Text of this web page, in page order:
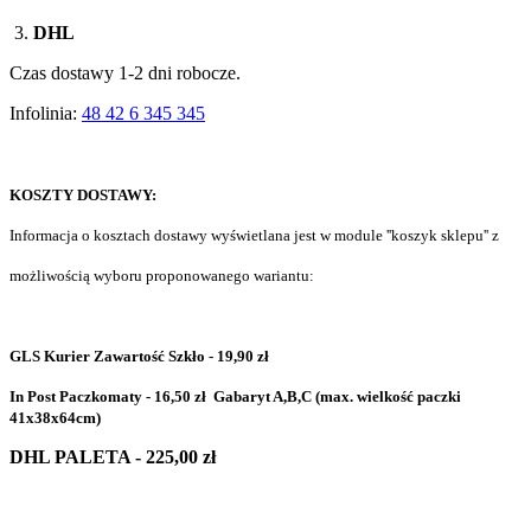
3. DHL
Czas dostawy 1-2 dni robocze.
Infolinia: 48 42 6 345 345
KOSZTY DOSTAWY:
Informacja o kosztach dostawy wyświetlana jest w module ''koszyk sklepu'' z
możliwością wyboru proponowanego wariantu:
GLS Kurier Zawartość Szkło - 19,90 zł
In Post Paczkomaty - 16,50 zł Gabaryt A,B,C (max. wielkość paczki
41x38x64cm)
DHL PALETA - 225,00 zł